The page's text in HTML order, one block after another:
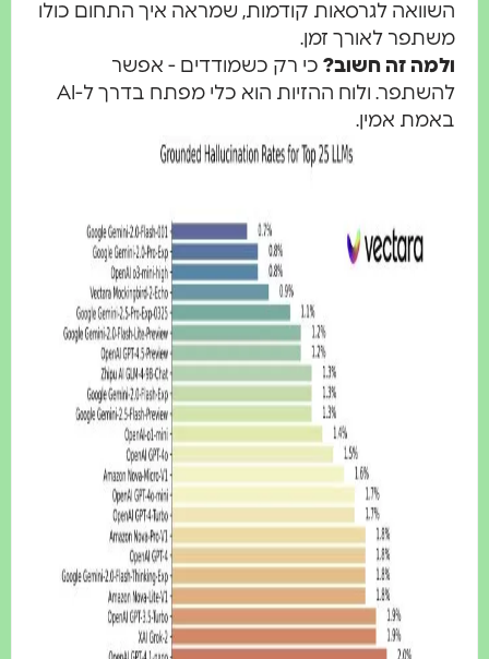
השוואה לגרסאות קודמות, שמראה איך התחום כולו
משתפר לאורך זמן.
ולמה זה חשוב?כי רק כשמודדים - אפשר
להשתפר. ולוח ההזיות הוא כלי מפתח בדרך ל-AI
באמת אמין.